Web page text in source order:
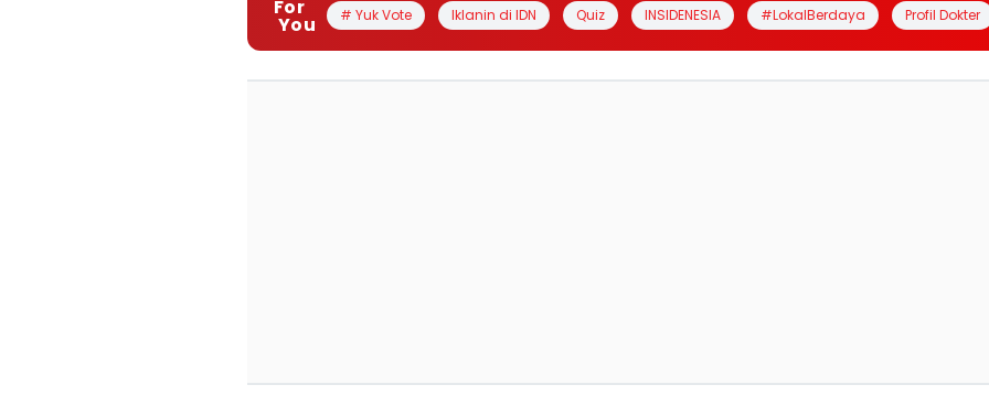
For
You # Yuk Vote Iklanin di IDN Quiz INSIDENESIA #LokalBerdaya Profil Dokter